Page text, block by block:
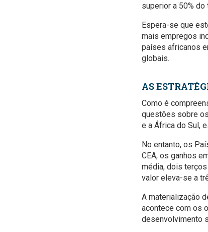
superior a 50%
Espera-se que
mais empregos
países africanos
globais.
AS
Como é
questões sobre
e a África do Sul,
No entanto, os
CEA, os ganhos
média, dois
valor eleva-se a
A materialização
acontece com os
desenvolvimento